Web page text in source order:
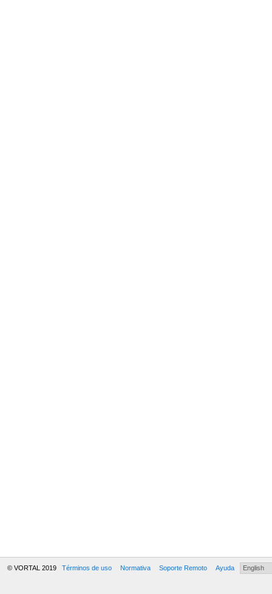
© VORTAL 2019 Términos de uso Normativa Soporte Remoto Ayuda